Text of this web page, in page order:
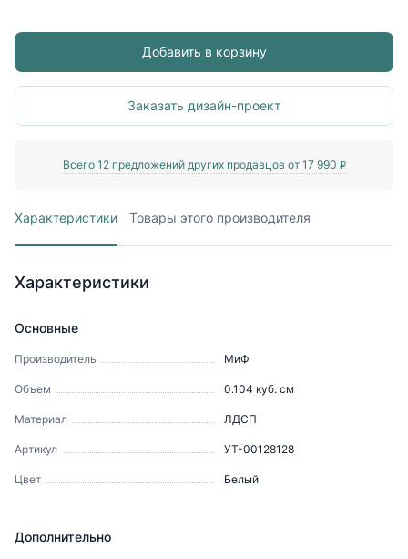
Добавить в корзину
Заказать дизайн-проект
Всего 12предложений других продавцов от 17 990 P
Характеристики Товары этого производителя
Характеристики
Основные
Производитель МиФ
Объем 0.104 куб. см
Материал ЛДСП
Артикул УТ-00128128
Цвет Белый
Дополнительно